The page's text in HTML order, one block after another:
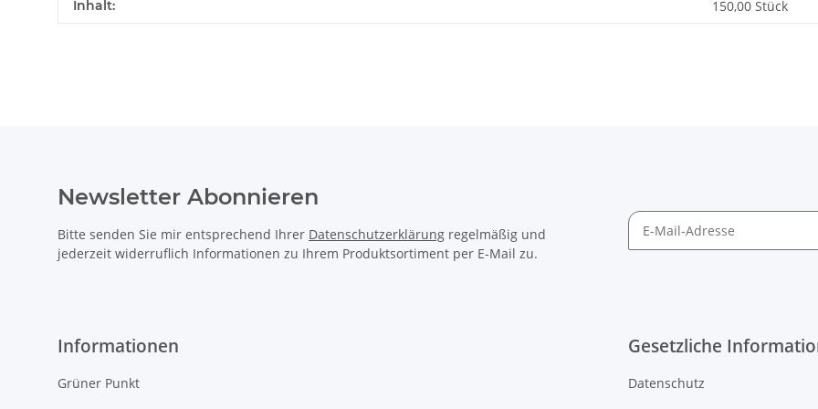
Inhalt: 150,00 Stück
Newsletter Abonnieren
Bitte senden Sie mir entsprechend Ihrer Datenschutzerklärung regelmäßig und
jederzeit widerruflich Informationen zu Ihrem Produktsortiment per E-Mail zu.
Informationen
Grüner Punkt
Gesetzliche
Datenschutz